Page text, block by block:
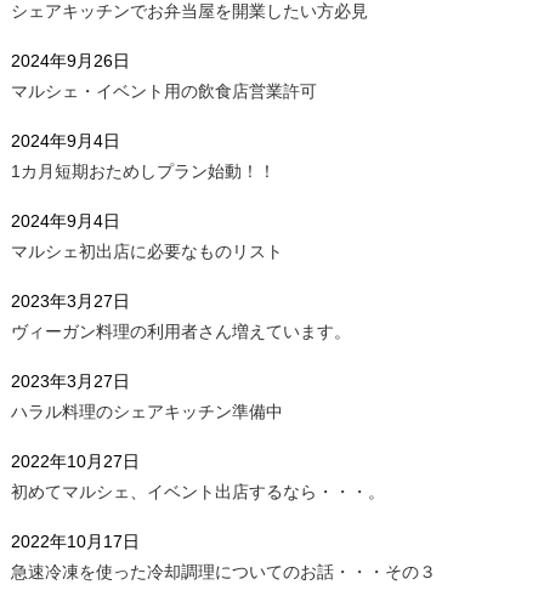
シェアキッチンでお弁当屋を開業したい方必見
マルシェ・イベント用の飲食店営業許可
2024年9月26日
1カ月短期おためしプラン始動！！
2024年9月4日
マルシェ初出店に必要なものリスト
2024年9月4日
ヴィーガン料理の利用者さん増えています。
2023年3月27日
ハラル料理のシェアキッチン準備中
2023年3月27日
初めてマルシェ、イベント出店するなら・・・。
2022年10月27日
急速冷凍を使った冷却調理についてのお話・・・その３
2022年10月17日